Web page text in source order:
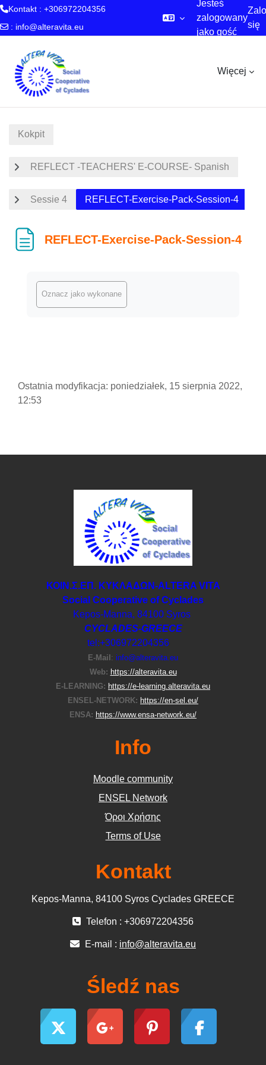
Kontakt : +306972204356
: info@alteravita.eu
Jesteś
zalogowany
jako gość
się
Więcej
Kokpit
REFLECT -TEACHERS' E-COURSE- Spanish
Sessie 4 REFLECT-Exercise-Pack-Session-4
REFLECT-Exercise-Pack-Session-4
Oznacz jako wykonane
Ostatnia modyfikacja: poniedziałek, 15 sierpnia 2022,
12:53
ΚΟΙΝ.Σ.ΕΠ. ΚΥΚΛΑΔΩΝ-ΑLTERA VITA
Social Cooperative of Cyclades
Kepos-Manna, 84100 Syros
CYCLADES-GREECE
tel:+306972204356
E-Μail : info@alteravita.eu
Web: https://alteravita.eu
E-LEARNING: https://e-learning.alteravita.eu
ENSEL-NETWORK: https://en-sel.eu/
ENSA: https://www.ensa-network.eu/
Info
Moodle community
ΕΝSEL Network
Όροι Χρήσης
Terms of Use
Kontakt
Kepos-Manna, 84100 Syros Cyclades GREECE
Telefon : +306972204356
E-mail : info@alteravita.eu
Śledź nas